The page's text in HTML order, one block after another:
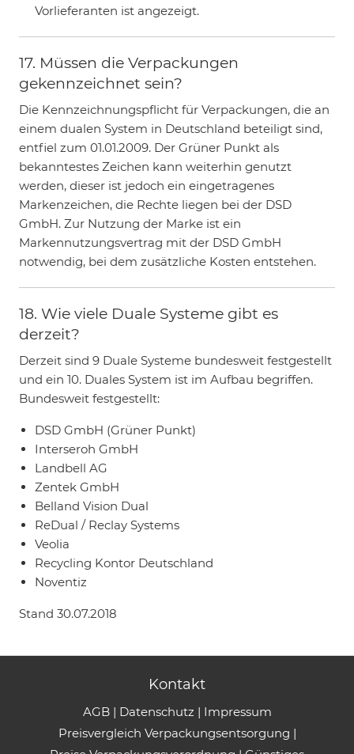
Vorlieferanten ist angezeigt.
17. Müssen die Verpackungen
gekennzeichnet sein?
Die Kennzeichnungspflicht für Verpackungen, die an
einem dualen System in Deutschland beteiligt sind,
entfiel zum 01.01.2009. Der Grüner Punkt als
bekanntestes Zeichen kann weiterhin genutzt
werden, dieser ist jedoch ein eingetragenes
Markenzeichen, die Rechte liegen bei der DSD
GmbH. Zur Nutzung der Marke ist ein
Markennutzungsvertrag mit der DSD GmbH
notwendig, bei dem zusätzliche Kosten entstehen.
18. Wie viele Duale Systeme gibt es
derzeit?
Derzeit sind 9 Duale Systeme bundesweit festgestellt
und ein 10. Duales System ist im Aufbau begriffen.
Bundesweit festgestellt:
DSD GmbH (Grüner Punkt)
Interseroh GmbH
Landbell AG
Zentek GmbH
Belland Vision Dual
ReDual / Reclay Systems
Veolia
Recycling Kontor Deutschland
Noventiz
Stand 30.07.2018
Kontakt
AGB | Datenschutz | Impressum
Preisvergleich Verpackungsentsorgung |